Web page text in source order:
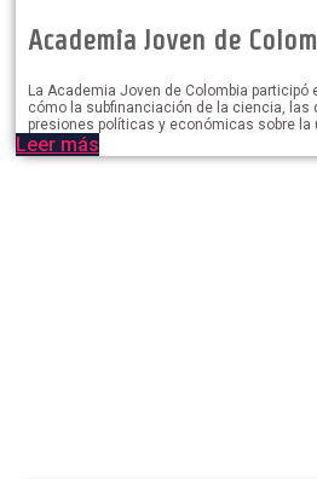
Academia Joven de
La Academia Joven de Colombia
cómo la subfinanciación de la ciencia,
presiones políticas y económicas sobre
Leer más